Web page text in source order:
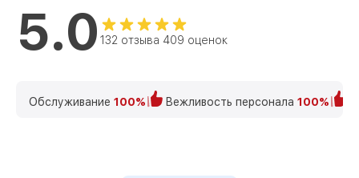
5.0 132 отзыва 409 оценок
Обслуживание 100% Вежливость персонала 100%